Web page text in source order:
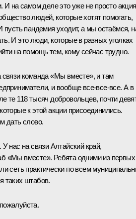
И на самом деле это уже не просто
людей, которые хотят помогать,
пусть пандемия уходит, а мы остаёмся,
И это люди, которые в разных уголках
на помощь тем, кому сейчас трудно.
связи команда «Мы вместе», и там
и вообще все‑все‑все. А в
те 118 тысяч добровольцев, почти
к этой акции присоединились.
дать слово.
У нас на связи Алтайский край,
«Мы вместе». Ребята одними из первых
сеть практически по всем
таких штабов.